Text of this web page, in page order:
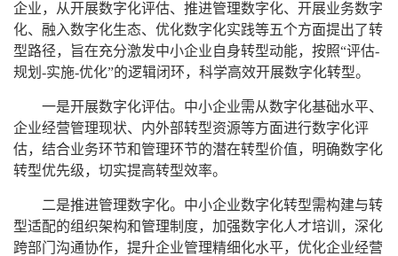
企业，从开展数字化评估、推进管理数字化、开展业务数字
化、融入数字化生态、优化数字化实践等五个方面提出了转
型路径，旨在充分激发中小企业自身转型动能，按照“评估-
规划-实施-优化”的逻辑闭环，科学高效开展数字化转型。
一是开展数字化评估。中小企业需从数字化基础水平、
企业经营管理现状、内外部转型资源等方面进行数字化评
估，结合业务环节和管理环节的潜在转型价值，明确数字化
转型优先级，切实提高转型效率。
二是推进管理数字化。中小企业数字化转型需构建与转
型适配的组织架构和管理制度，加强数字化人才培训，深化
跨部门沟通协作，提升企业管理精细化水平，优化企业经营